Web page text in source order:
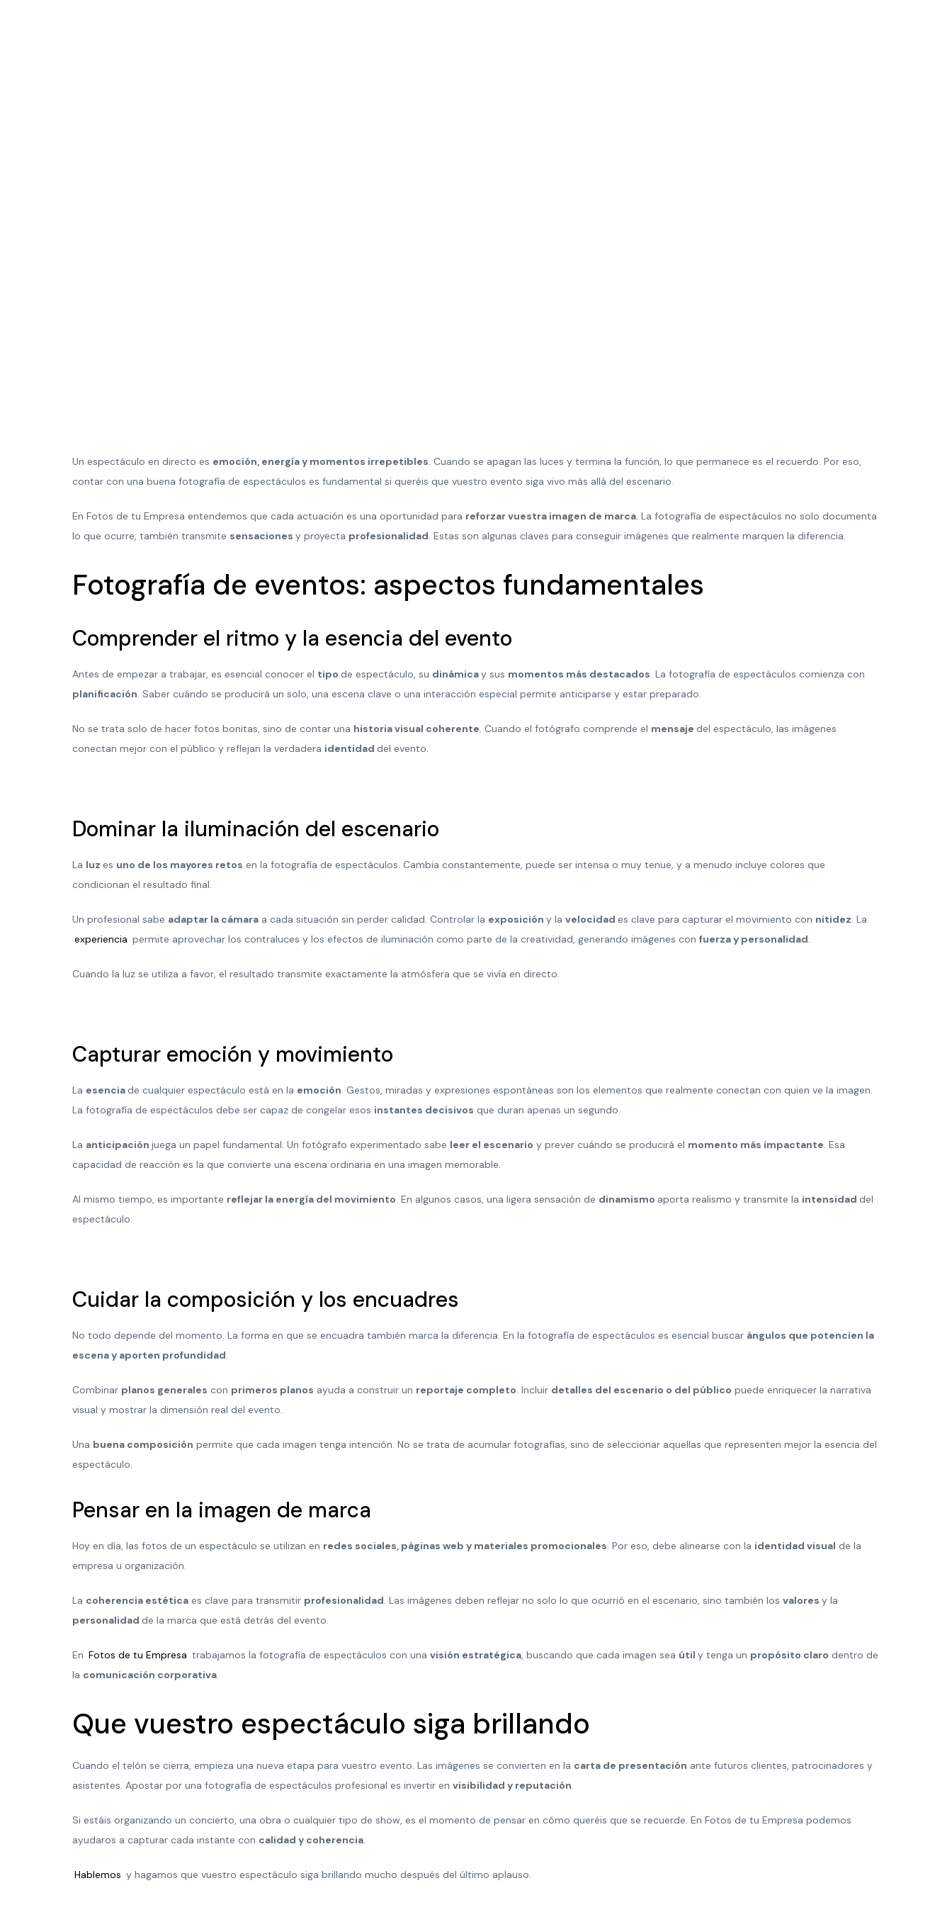
Un espectáculo en directo es emoción, energía y momentos irrepetibles. Cuando se apagan las luces y termina la función, lo que permanece es el recuerdo. Por eso,
contar con una buena fotografía de espectáculos es fundamental si queréis que vuestro evento siga vivo más allá del escenario.
En Fotos de tu Empresa entendemos que cada actuación es una oportunidad para reforzar vuestra imagen de marca. La fotografía de espectáculos no solo documenta
lo que ocurre, también transmite sensaciones y proyecta profesionalidad. Estas son algunas claves para conseguir imágenes que realmente marquen la diferencia.
Fotografía de eventos: aspectos fundamentales
Comprender el ritmo y la esencia del evento
Antes de empezar a trabajar, es esencial conocer el tipo de espectáculo, su dinámicay sus momentos más destacados. La fotografía de espectáculos comienza con
planificación. Saber cuándo se producirá un solo, una escena clave o una interacción especial permite anticiparse y estar preparado.
No se trata solo de hacer fotos bonitas, sino de contar una historia visual coherente. Cuando el fotógrafo comprende el mensaje del espectáculo, las imágenes
conectan mejor con el público y reflejan la verdadera identidad del evento.
Dominar la iluminación del escenario
La luz es uno de los mayores retos en la fotografía de espectáculos. Cambia constantemente, puede ser intensa o muy tenue, y a menudo incluye colores que
condicionan el resultado final.
Un profesional sabe adaptar la cámara a cada situación sin perder calidad. Controlar la exposición y la velocidad es clave para capturar el movimiento con nitidez. La
experiencia permite aprovechar los contraluces y los efectos de iluminación como parte de la creatividad, generando imágenes con fuerza y personalidad.
Cuando la luz se utiliza a favor, el resultado transmite exactamente la atmósfera que se vivía en directo.
Capturar emoción y movimiento
La esenciade cualquier espectáculo está en la emoción. Gestos, miradas y expresiones espontáneas son los elementos que realmente conectan con quien ve la imagen.
La fotografía de espectáculos debe ser capaz de congelar esos instantes decisivos que duran apenas un segundo.
La anticipación juega un papel fundamental. Un fotógrafo experimentado sabe leer el escenario y prever cuándo se producirá el momento más impactante. Esa
capacidad de reacción es la que convierte una escena ordinaria en una imagen memorable.
Al mismo tiempo, es importante reflejar la energía del movimiento. En algunos casos, una ligera sensación de dinamismo aporta realismo y transmite la intensidad del
espectáculo.
Cuidar la composición y los encuadres
No todo depende del momento. La forma en que se encuadra también marca la diferencia. En la fotografía de espectáculos es esencial buscar ángulos que potencien la
escena y aporten profundidad.
Combinar planos generales con primeros planos ayuda a construir un reportaje completo. Incluir detalles del escenario o del público puede enriquecer la narrativa
visual y mostrar la dimensión real del evento.
Una buena composición permite que cada imagen tenga intención. No se trata de acumular fotografías, sino de seleccionar aquellas que representen mejor la esencia del
espectáculo.
Pensar en la imagen de marca
Hoy en día, las fotos de un espectáculo se utilizan en redes sociales, páginas web y materiales promocionales. Por eso, debe alinearse con la identidad visual de la
empresa u organización.
La coherencia estética es clave para transmitir profesionalidad. Las imágenes deben reflejar no solo lo que ocurrió en el escenario, sino también los valores y la
personalidad de la marca que está detrás del evento.
En Fotos de tu Empresa trabajamos la fotografía de espectáculos con una visión estratégica, buscando que cada imagen sea útil y tenga un propósito claro dentro de
la comunicación corporativa.
Que vuestro espectáculo siga brillando
Cuando el telón se cierra, empieza una nueva etapa para vuestro evento. Las imágenes se convierten en la carta de presentación ante futuros clientes, patrocinadores y
asistentes. Apostar por una fotografía de espectáculos profesional es invertir en visibilidad y reputación.
Si estáis organizando un concierto, una obra o cualquier tipo de show, es el momento de pensar en cómo queréis que se recuerde. En Fotos de tu Empresa podemos
ayudaros a capturar cada instante con calidad y coherencia.
Hablemos y hagamos que vuestro espectáculo siga brillando mucho después del último aplauso.